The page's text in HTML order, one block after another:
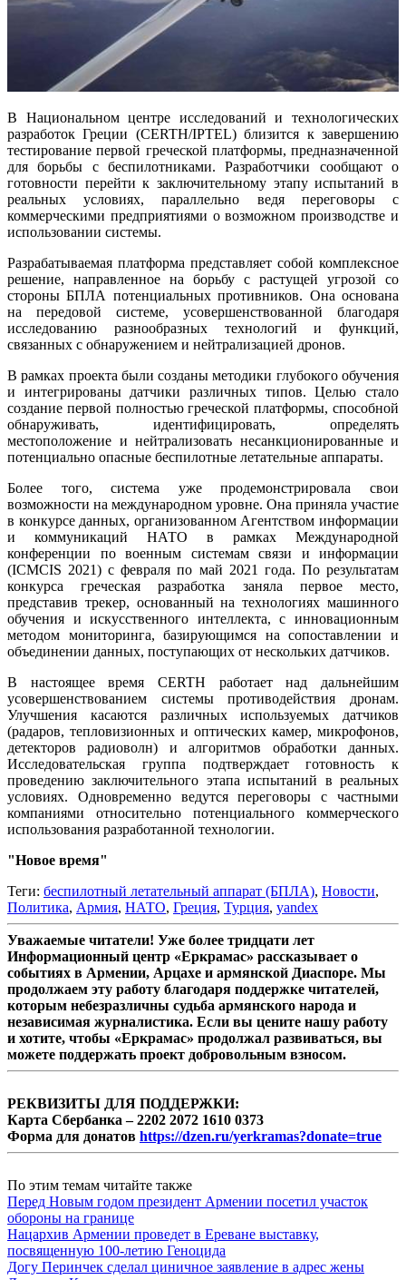
В Национальном центре исследований и технологических
разработок Греции (CERTH/IPTEL) близится к завершению
тестирование первой греческой платформы, предназначенной
для борьбы с беспилотниками. Разработчики сообщают о
готовности перейти к заключительному этапу испытаний в
реальных условиях, параллельно ведя переговоры с
коммерческими предприятиями о возможном производстве и
использовании системы.
Разрабатываемая платформа представляет собой комплексное
решение, направленное на борьбу с растущей угрозой со
стороны БПЛА потенциальных противников. Она основана
на передовой системе, усовершенствованной благодаря
исследованию разнообразных технологий и функций,
связанных с обнаружением и нейтрализацией дронов.
В рамках проекта были созданы методики глубокого обучения
и интегрированы датчики различных типов. Целью стало
создание первой полностью греческой платформы, способной
обнаруживать, идентифицировать, определять
местоположение и нейтрализовать несанкционированные и
потенциально опасные беспилотные летательные аппараты.
Более того, система уже продемонстрировала свои
возможности на международном уровне. Она приняла участие
в конкурсе данных, организованном Агентством информации
и коммуникаций НАТО в рамках Международной
конференции по военным системам связи и информации
(ICMCIS 2021) с февраля по май 2021 года. По результатам
конкурса греческая разработка заняла первое место,
представив трекер, основанный на технологиях машинного
обучения и искусственного интеллекта, с инновационным
методом мониторинга, базирующимся на сопоставлении и
объединении данных, поступающих от нескольких датчиков.
В настоящее время CERTH работает над дальнейшим
усовершенствованием системы противодействия дронам.
Улучшения касаются различных используемых датчиков
(радаров, тепловизионных и оптических камер, микрофонов,
детекторов радиоволн) и алгоритмов обработки данных.
Исследовательская группа подтверждает готовность к
проведению заключительного этапа испытаний в реальных
условиях. Одновременно ведутся переговоры с частными
компаниями относительно потенциального коммерческого
использования разработанной технологии.
"Новое время"
Теги: беспилотный летательный аппарат (БПЛА), Новости,
Политика, Армия, НАТО, Греция, Турция, yandex
Уважаемые читатели! Уже более тридцати лет
Информационный центр «Еркрамас» рассказывает о
событиях в Армении, Арцахе и армянской Диаспоре. Мы
продолжаем эту работу благодаря поддержке читателей,
которым небезразличны судьба армянского народа и
независимая журналистика. Если вы цените нашу работу
и хотите, чтобы «Еркрамас» продолжал развиваться, вы
можете поддержать проект добровольным взносом.
РЕКВИЗИТЫ ДЛЯ ПОДДЕРЖКИ:
Карта Сбербанка – 2202 2072 1610 0373
Форма для донатов https://dzen.ru/yerkramas?donate=true
По этим темам читайте также
Перед Новым годом президент Армении посетил участок
обороны на границе
Нацархив Армении проведет в Ереване выставку,
посвященную 100-летию Геноцида
Догу Перинчек сделал циничное заявление в адрес жены